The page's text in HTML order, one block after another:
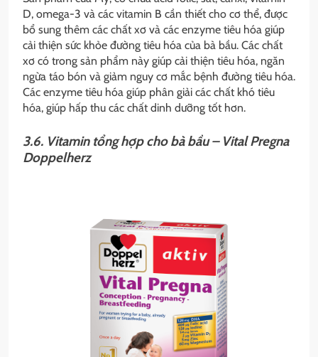
D, omega-3 và các vitamin B cần thiết cho cơ thể, được
bổ sung thêm các chất xơ và các enzyme tiêu hóa giúp
cải thiện sức khỏe đường tiêu hóa của bà bầu. Các chất
xơ có trong sản phẩm này giúp cải thiện tiêu hóa, ngăn
ngừa táo bón và giảm nguy cơ mắc bệnh đường tiêu hóa.
Các enzyme tiêu hóa giúp phân giải các chất khó tiêu
hóa, giúp hấp thu các chất dinh dưỡng tốt hơn.
3.6. Vitamin tổng hợp cho bà bầu – Vital Pregna
Doppelherz